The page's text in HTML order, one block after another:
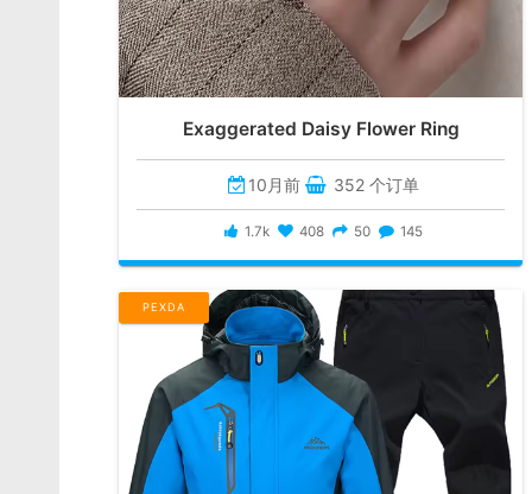
Exaggerated Daisy Flower Ring
10月前 352 个订单
1.7k 408 50 145
PEXDA